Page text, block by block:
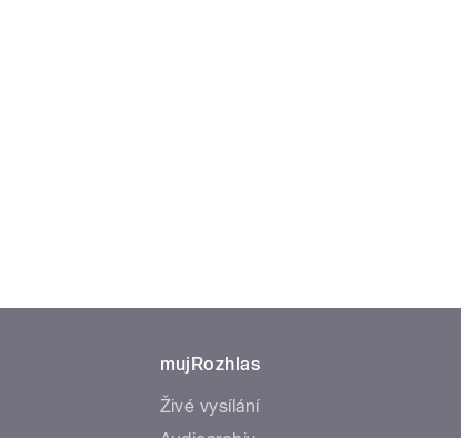
mujRozhlas
Živé vysílání